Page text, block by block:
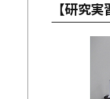
【研究